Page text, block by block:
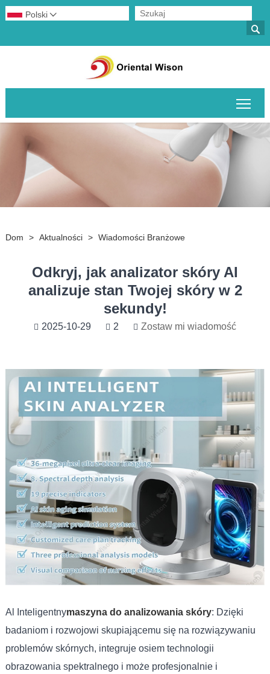

Polski 
Dom > Aktualności > Wiadomości Branżowe
Odkryj, jak analizator skóry AI
analizuje stan Twojej skóry w 2
sekundy!
2025-10-29 2 Zostaw mi wiadomość
Al Inteligentnymaszyna do analizowania skóry: Dzięki
badaniom i rozwojowi skupiającemu się na rozwiązywaniu
problemów skórnych, integruje osiem technologii
obrazowania spektralnego i może profesjonalnie i